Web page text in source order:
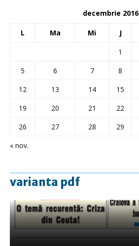
decembrie 2016
L Ma Mi J
« nov.
1
5
6 7 8
12
13 14 15
19
20 21 22
26
27 28 29
varianta pdf